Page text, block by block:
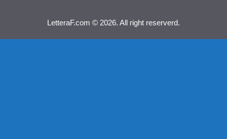
LetteraF.com © 2026. All right reserverd.